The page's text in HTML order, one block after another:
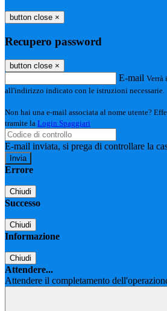
button close ×
Recupero password
button close ×
E-mail Verrà
all'indirizzo indicato con le istruzioni necessarie.
Non hai una e-mail associata al nome utente?
tramite la Login Spaggiari
E-mail inviata, si prega di controllare la
Errore
Chiudi
Successo
Chiudi
Informazione
Chiudi
Attendere...
Attendere il completamento